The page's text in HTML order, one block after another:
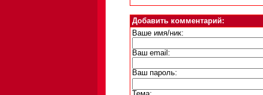
Добавить комментарий:
Ваше имя/ник:
Ваш email:
Ваш пароль: